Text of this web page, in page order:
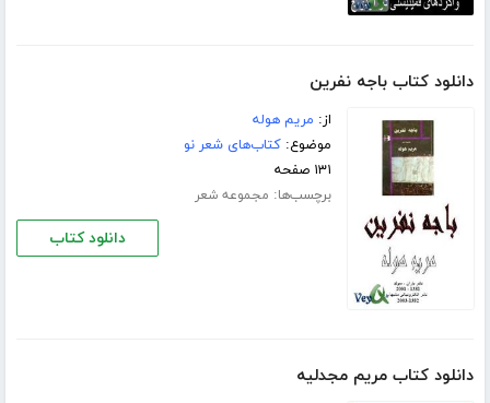
دانلود کتاب باجه نفرین
از: مریم هوله
موضوع:کتاب‌های شعر نو
۱۳۱ صفحه
برچسب‌ها: مجموعه شعر
دانلود کتاب
دانلود کتاب مریم مجدلیه